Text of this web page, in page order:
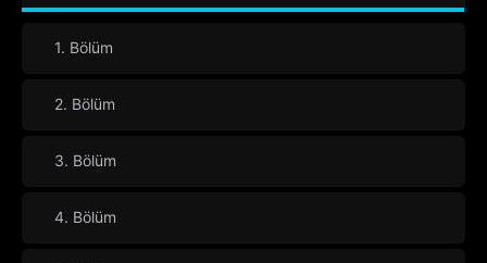
1. Bölüm
2. Bölüm
3. Bölüm
4. Bölüm